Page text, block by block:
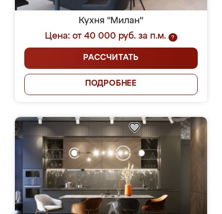
Кухня "Милан"
Цена: от 40 000 руб. за п.м.
?
РАССЧИТАТЬ
ПОДРОБНЕЕ